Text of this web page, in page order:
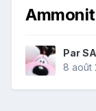
Par
8 août